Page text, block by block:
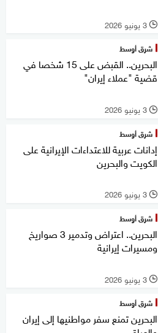
l 3 يونيو 2026
شرق أوسط
البحرين.. القبض على 15 شخصا في
قضية "عملاء إيران"
l 3 يونيو 2026
شرق أوسط
إدانات عربية للاعتداءات الإيرانية على
الكويت والبحرين
l 3 يونيو 2026
شرق أوسط
البحرين.. اعتراض وتدمير 3 صواريخ
ومسيرات إيرانية
l 3 يونيو 2026
شرق أوسط
البحرين تمنع سفر مواطنيها إلى إيران